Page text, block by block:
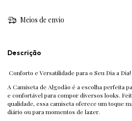
Meios de envio
Descrição
Conforto e Versatilidade para o Seu Dia a Dia!
A Camiseta de Algodão é a escolha perfeita
e confortável para compor diversos looks.
qualidade, essa camiseta oferece um toque
diário ou para momentos de lazer.